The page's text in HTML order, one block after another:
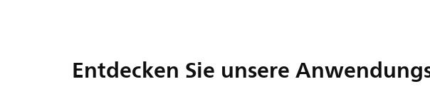
Entdecken Sie unsere